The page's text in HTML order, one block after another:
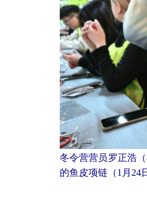
冬令营营员罗正浩
的鱼皮项链（1月24